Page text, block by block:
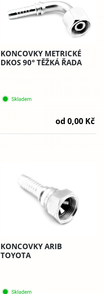
KONCOVKY METRICKÉ
DKOS 90° TĚŽKÁ ŘADA
od 0,00 Kč
KONCOVKY ARIB
TOYOTA